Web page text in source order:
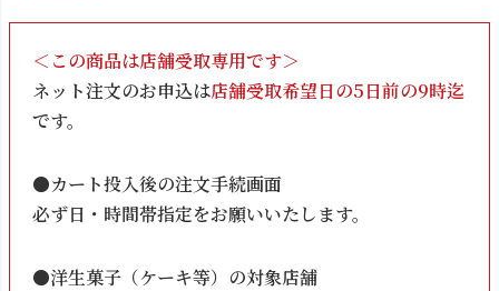
＜この商品は店舗受取専用です＞
ネット注文のお申込は店舗受取希望日の5日前の9時迄
です。
●カート投入後の注文手続画面
必ず日・時間帯指定をお願いいたします。
●洋生菓子（ケーキ等）の対象店舗